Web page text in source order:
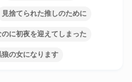
見捨てられた推しのために
に初夜を迎えてしまった
の女になります